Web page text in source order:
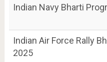
Indian Navy Bharti
Indian Air Force Rally
2025